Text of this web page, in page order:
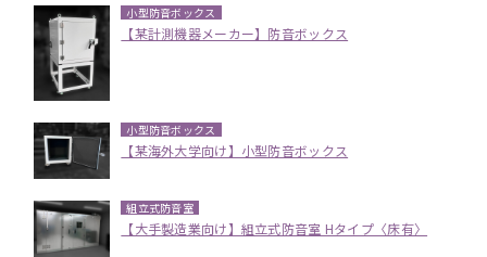
小型防音ボックス
【某計測機器メーカー】防音ボックス
小型防音ボックス
【某海外大学向け】小型防音ボックス
組立式防音室
【大手製造業向け】組立式防音室 Hタイプ〈床有〉